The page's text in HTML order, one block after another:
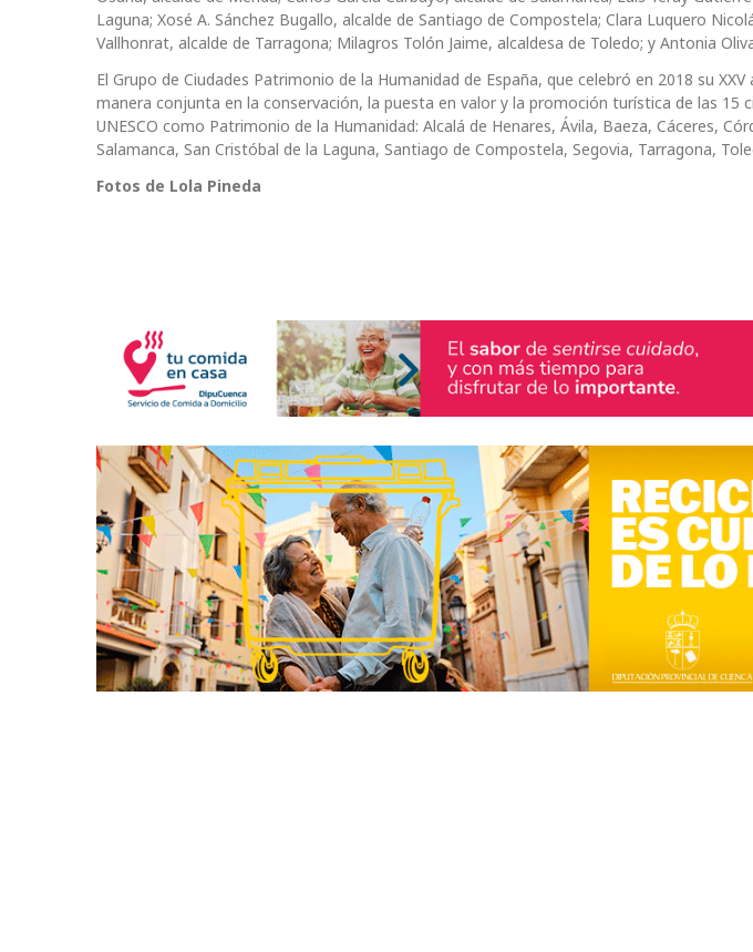
Laguna; Xosé A. Sánchez Bugallo, alcalde de Santiago de Compostela; Clara Luquero
Vallhonrat, alcalde de Tarragona; Milagros Tolón Jaime, alcaldesa de Toledo; y Antonia
El Grupo de Ciudades Patrimonio de la Humanidad de España, que celebró en 2018 su
manera conjunta en la conservación, la puesta en valor y la promoción turística de las 15
UNESCO como Patrimonio de la Humanidad: Alcalá de Henares, Ávila, Baeza, Cáceres,
Salamanca, San Cristóbal de la Laguna, Santiago de Compostela, Segovia, Tarragona,
Fotos de Lola Pineda